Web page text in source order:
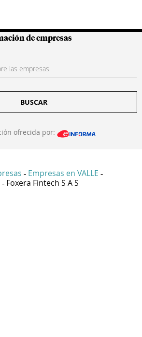
Colombianas
de empresas
BUSCAR
ofrecida por:
- Empresas en VALLE -
- Foxera Fintech S A S